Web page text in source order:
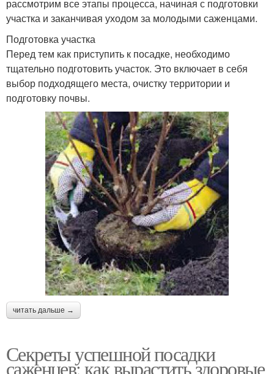
рассмотрим все этапы процесса, начиная с подготовки
участка и заканчивая уходом за молодыми саженцами.
Подготовка участка
Перед тем как приступить к посадке, необходимо
тщательно подготовить участок. Это включает в себя
выбор подходящего места, очистку территории и
подготовку почвы.
читать дальше →
Секреты успешной посадки
саженцев: как вырастить здоровые